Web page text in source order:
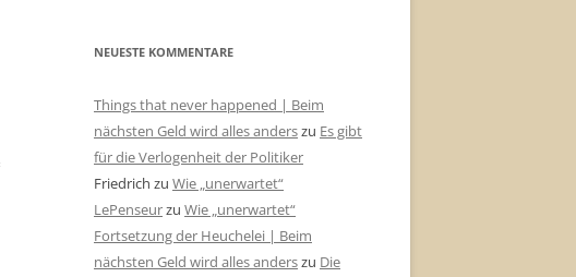
NEUESTE KOMMENTARE
Things that never happened | Beim
nächsten Geld wird alles anderszu Es gibt
für die Verlogenheit der Politiker
Friedrich zu Wie „unerwartet“
LePenseurzu Wie „unerwartet“
Fortsetzung der Heuchelei | Beim
nächsten Geld wird alles anderszu Die